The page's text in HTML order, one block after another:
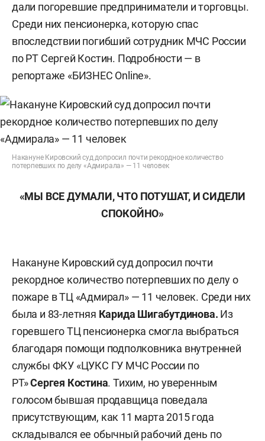
дали погоревшие предприниматели и торговцы.
Среди них пенсионерка, которую спас
впоследствии погибший сотрудник МЧС России
по РТ Сергей Костин. Подробности — в
репортаже «БИЗНЕС Online».
Накануне Кировский суд допросил почти рекордное количество
потерпевших по делу «Адмирала» — 11 человек
«МЫ ВСЕ ДУМАЛИ, ЧТО ПОТУШАТ, И СИДЕЛИ
СПОКОЙНО»
Накануне Кировский суд допросил почти
рекордное количество потерпевших по делу о
пожаре в ТЦ «Адмирал» — 11 человек. Среди них
была и 83-летняя Карида Шигабутдинова. Из
горевшего ТЦ пенсионерка смогла выбраться
благодаря помощи подполковника внутренней
службы ФКУ «ЦУКС ГУ МЧС России по
РТ»Сергея Костина. Тихим, но уверенным
голосом бывшая продавщица поведала
присутствующим, как 11 марта 2015 года
складывался ее обычный рабочий день по